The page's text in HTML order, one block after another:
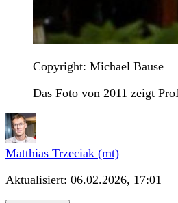
Copyright: Michael Bause
Das Foto von 2011 zeigt
Matthias Trzeciak (mt)
Aktualisiert: 06.02.2026, 17:01